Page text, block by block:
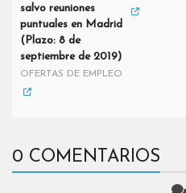
salvo reuniones
puntuales en Madrid
(Plazo: 8 de
septiembre de 2019)
OFERTAS DE EMPLEO
0 COMENTARIOS